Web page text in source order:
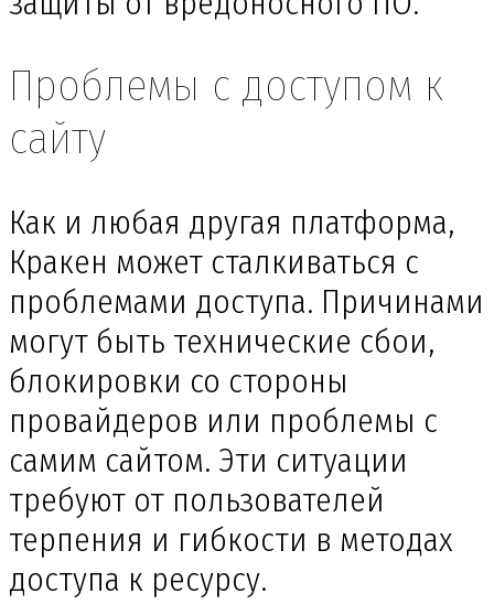
Проблемы с доступом к
сайту
Как и любая другая платформа,
Кракен может сталкиваться с
проблемами доступа. Причинами
могут быть технические сбои,
блокировки со стороны
провайдеров или проблемы с
самим сайтом. Эти ситуации
требуют от пользователей
терпения и гибкости в методах
доступа к ресурсу.